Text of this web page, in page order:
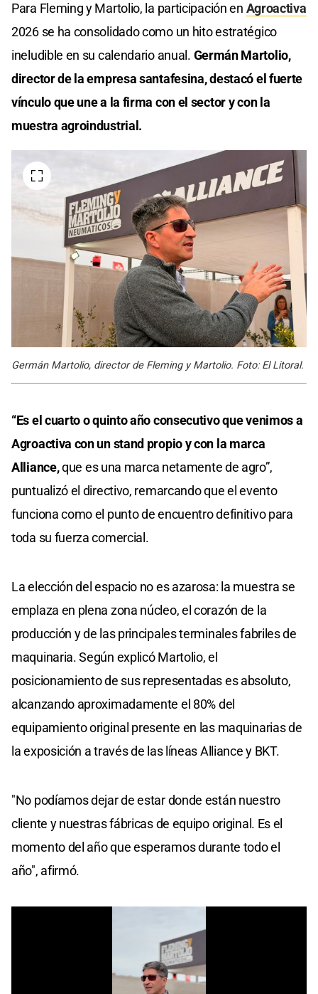
Para Fleming y Martolio, la participación en Agroactiva
2026 se ha consolidado como un hito estratégico
ineludible en su calendario anual. Germán Martolio,
director de la empresa santafesina, destacó el fuerte
vínculo que une a la firma con el sector y con la
muestra agroindustrial.
Germán Martolio, director de Fleming y Martolio. Foto: El Litoral.
“Es el cuarto o quinto año consecutivo que venimos a
Agroactiva con un stand propio y con la marca
Alliance,que es una marca netamente de agro”,
puntualizó el directivo, remarcando que el evento
funciona como el punto de encuentro definitivo para
toda su fuerza comercial.
La elección del espacio no es azarosa: la muestra se
emplaza en plena zona núcleo, el corazón de la
producción y de las principales terminales fabriles de
maquinaria. Según explicó Martolio, el
posicionamiento de sus representadas es absoluto,
alcanzando aproximadamente el 80% del
equipamiento original presente en las maquinarias de
la exposición a través de las líneas Alliance y BKT.
"No podíamos dejar de estar donde están nuestro
cliente y nuestras fábricas de equipo original. Es el
momento del año que esperamos durante todo el
año", afirmó.